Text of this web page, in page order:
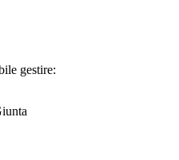
gestire: